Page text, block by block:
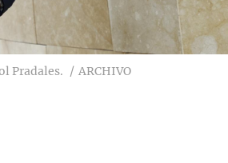
Pradales. ARCHIVO